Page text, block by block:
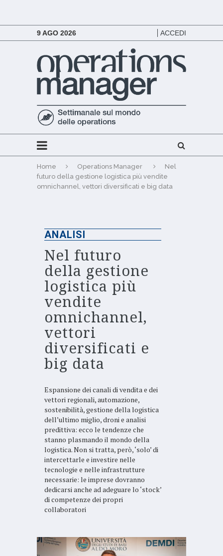
9 AGO 2026 ACCEDI
Home Operations Manager
Nel
futuro della gestione logistica più vendite
omnichannel, vettori diversificati e big data
ANALISI
Nel futuro
della gestione
logistica più
vendite
omnichannel,
vettori
diversificati e
big data
Espansione dei canali di vendita e dei
vettori regionali, automazione,
sostenibilità, gestione della logistica
dell’ultimo miglio, droni e analisi
predittiva: ecco le tendenze che
stanno plasmando il mondo della
logistica. Non si tratta, però, ‘solo’ di
intercettarle e investire nelle
tecnologie e nelle infrastrutture
necessarie: le imprese dovranno
dedicarsi anche ad adeguare lo ‘stock’
di competenze dei propri
collaboratori